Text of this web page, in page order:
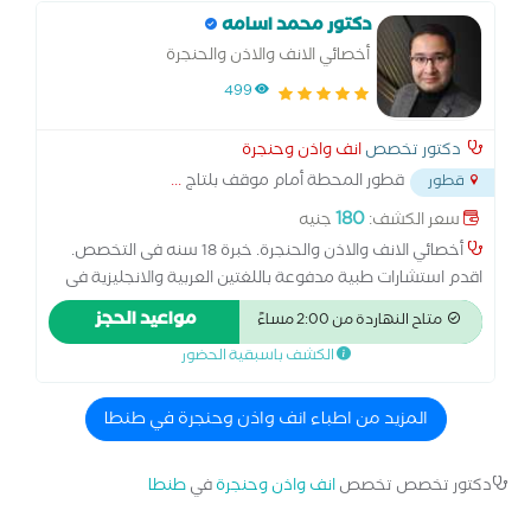
دكتور محمد اسامه
أخصائي الانف والاذن والحنجرة
499
دكتور تخصصانف واذن وحنجرة
قطور قطور المحطة أمام موقف بلتاج...
سعر الكشف:180جنيه
أخصائي الانف والاذن والحنجرة. خبرة 18 سنه فى التخصص.
اقدم استشارات طبية مدفوعة باللغتين العربية والانجليزية فى
العديد من المنصات الطبية منذ 2018 An otolaryngolog doctor, I
provide paid medical answers for patients in many online medical
platforms since 2018
متاح النهاردة من 2:00 مساءً مواعيد الحجز
الكشف باسبقية الحضور
المزيد من اطباء انف واذن وحنجرة في طنطا
دكتور تخصص تخصصانف واذن وحنجرةفيطنطا